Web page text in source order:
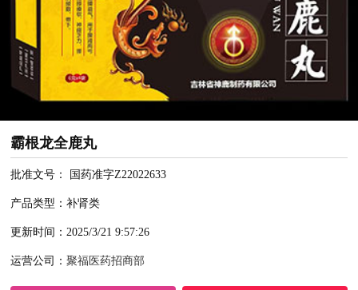
霸根龙全鹿丸
批准文号： 国药准字Z22022633
产品类型：补肾类
更新时间：2025/3/21 9:57:26
运营公司：聚福医药招商部